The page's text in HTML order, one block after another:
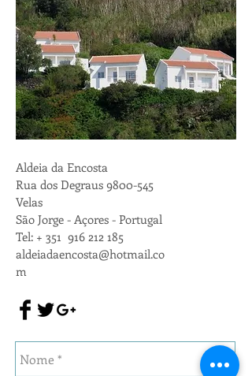
Aldeia da Encosta
Rua dos Degraus 9800-545
Velas
São Jorge - Açores - Portugal
Tel: + 351 916 212 185
aldeiadaencosta@hotmail.co
m